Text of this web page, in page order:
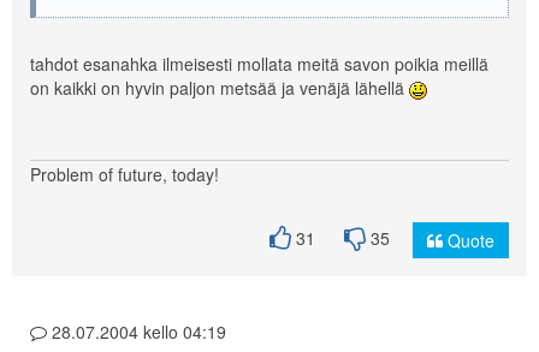
tahdot esanahka ilmeisesti mollata meitä savon poikia meillä
on kaikki on hyvin paljon metsää ja venäjä lähellä
Problem of future, today!
31 35 Quote
28.07.2004 kello 04:19